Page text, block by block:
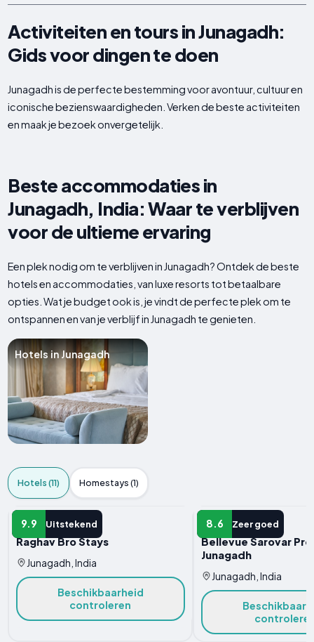
Activiteiten en tours in Junagadh:
Gids voor dingen te doen
Junagadh is de perfecte bestemming voor avontuur, cultuur en
iconische bezienswaardigheden. Verken de beste activiteiten
en maak je bezoek onvergetelijk.
Beste accommodaties in
Junagadh, India: Waar te verblijven
voor de ultieme ervaring
Een plek nodig om te verblijven in Junagadh? Ontdek de beste
hotels en accommodaties, van luxe resorts tot betaalbare
opties. Wat je budget ook is, je vindt de perfecte plek om te
ontspannen en van je verblijf in Junagadh te genieten.
Hotels in Junagadh
Hotels (11) Homestays (1)
9.9 Uitstekend
HOTEL
Raghav Bro Stays
Junagadh, India
Beschikbaarheid
controleren
8.6 Zeer goed
HOTEL
Bellevue Sarovar
Junagadh
Junagadh, India